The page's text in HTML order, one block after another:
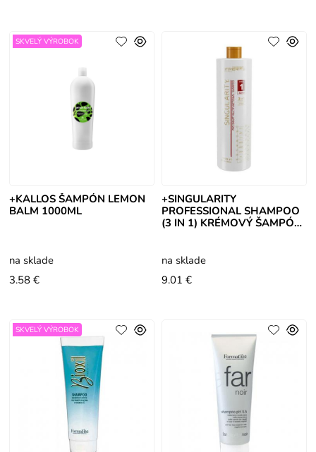
+KALLOS ŠAMPÓN LEMON
BALM 1000ML
SKVELÝ VÝROBOK
na sklade
3.58 €
+SINGULARITY
PROFESSIONAL SHAMPOO
(3 IN 1) KRÉMOVÝ ŠAMPÓN
na sklade
9.01 €
SKVELÝ VÝROBOK